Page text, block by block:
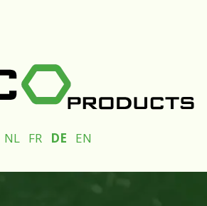
NL FR DE EN